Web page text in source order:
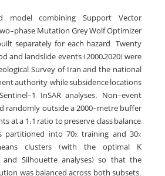
model combining Support Vector
phase Mutation Grey Wolf Optimizer
separately for each hazard. Twenty
and landslide events (2000–2020) were
Survey of Iran and the national
authority, while subsidence locations
1 InSAR analyses. Non-event
randomly outside a 2000-metre buffer
at a 1:1 ratio to preserve class balance,
into 70% training and 30%
clusters (with the optimal K
Silhouette analyses) so that the
was balanced across both subsets.